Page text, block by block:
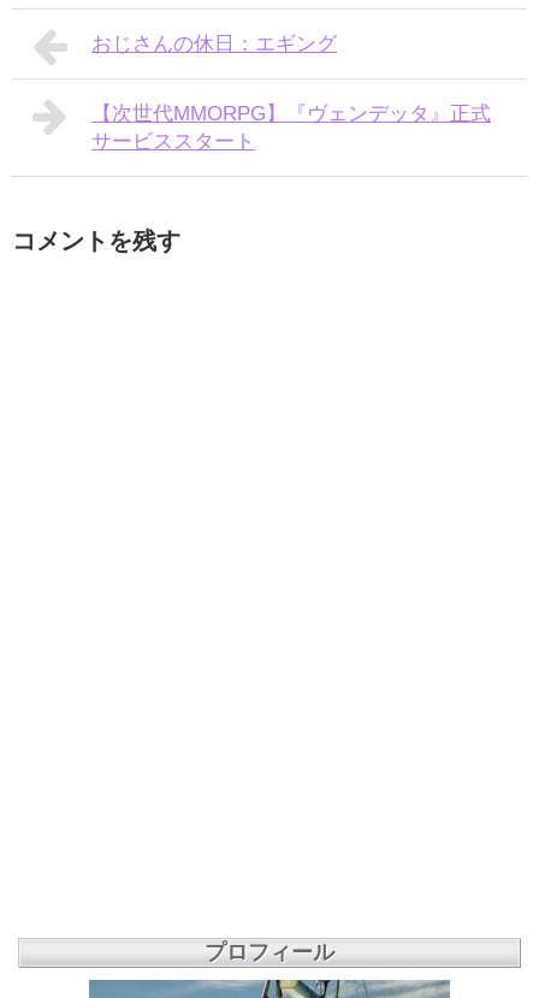
おじさんの休日：エギング
【次世代MMORPG】『ヴェンデッタ』正式
サービススタート
コメントを残す
プロフィール